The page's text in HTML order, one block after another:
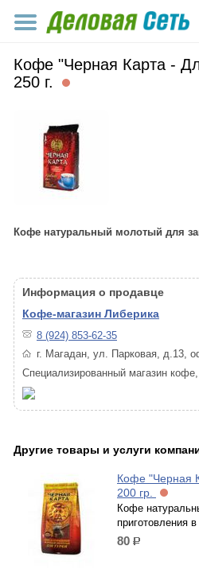
Кофе "Черная Карта -
250 г.
Кофе натуральный молотый для
Информация о продавце
Кофе-магазин Либерика
8 (924) 853-62-35
г. Магадан, ул. Парковая, д.13,
Специализированный магазин
Другие товары и услуги
Кофе "Черная
200 гр.
Кофе
приготовления в
80 р.